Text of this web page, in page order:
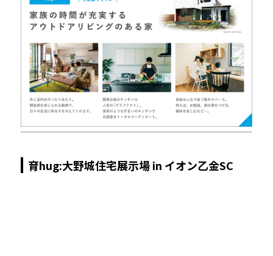
育hug:大野城住宅展示場 in イオン乙金SC